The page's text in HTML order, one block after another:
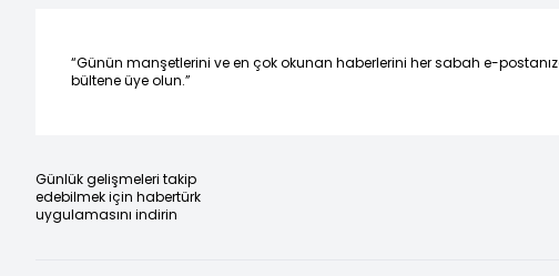
“Günün manşetlerini ve en çok okunan haberlerini her sabah e-
bültene üye olun.”
Günlük gelişmeleri takip
edebilmek için habertürk
uygulamasını indirin